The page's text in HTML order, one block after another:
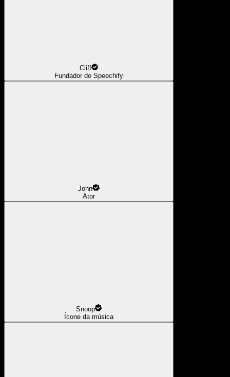
Cliff
Fundador do Speechify
John
Ator
Snoop
Ícone da música